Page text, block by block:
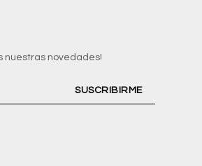
nuestras novedades!
SUSCRIBIRME